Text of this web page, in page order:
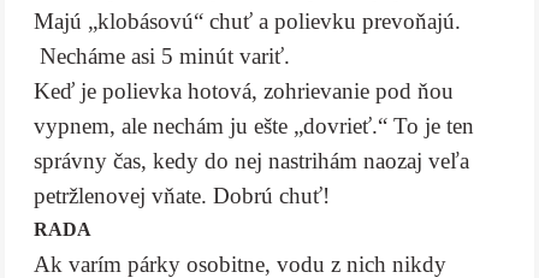
Majú „klobásovú“ chuť a polievku prevoňajú.
Necháme asi 5 minút variť.
Keď je polievka hotová, zohrievanie pod ňou
vypnem, ale nechám ju ešte „dovrieť.“ To je ten
správny čas, kedy do nej nastrihám naozaj veľa
petržlenovej vňate. Dobrú chuť!
RADA
Ak varím párky osobitne, vodu z nich nikdy